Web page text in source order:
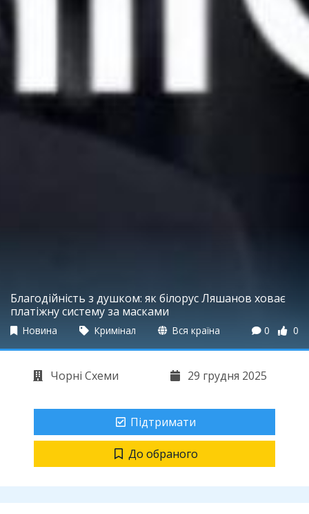
Благодійність з душком: як білорус Ляшанов ховає
платіжну систему за масками
Новина Кримінал Вся країна 0 0
Чорні Схеми 29 грудня 2025
Підтримати
До обраного